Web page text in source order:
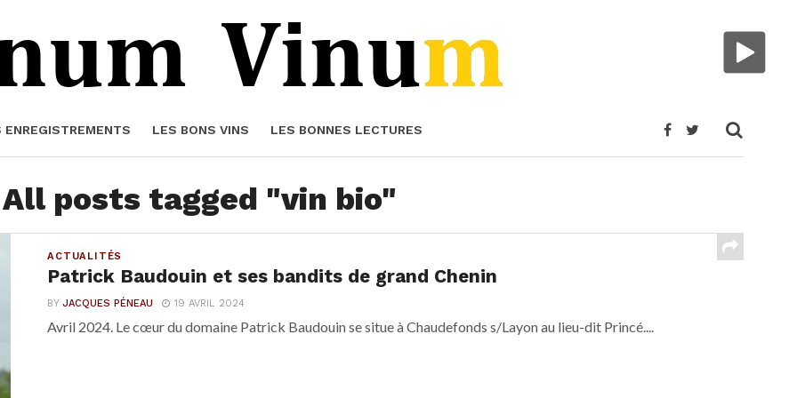
ENREGISTREMENTS LES BONS VINS LES BONNES LECTURES
All posts tagged "vin bio"
ACTUALITÉS
Patrick Baudouin et ses bandits de grand Chenin
BYJACQUES PÉNEAU 19 AVRIL 2024
Avril 2024. Le cœur du domaine Patrick Baudouin se situe à Chaudefonds s/Layon au lieu-dit Princé....